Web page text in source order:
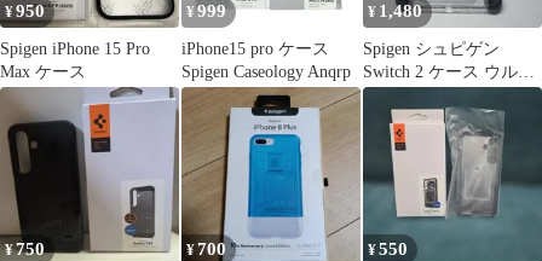
¥950
Spigen iPhone 15 Pro
Max ケース
¥999
iPhone15 pro ケース
Spigen Caseology Anqrp
¥ 1,480
Spigen シュピゲン
Switch 2 ケース ウルト
ラ・ハイブリッド
¥750 ¥700 ¥550